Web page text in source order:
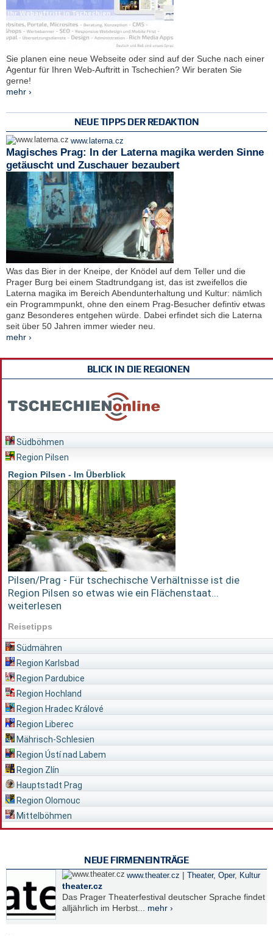
Sie planen eine neue Webseite oder sind auf der Suche nach einer
Agentur für Ihren Web-Auftritt in Tschechien? Wir beraten Sie
gerne!
mehr ›
NEUE TIPPS DER REDAKTION
www.laterna.cz
Magisches Prag: In der Laterna magika werden Sinne
getäuscht und Zuschauer bezaubert
Was das Bier in der Kneipe, der Knödel auf dem Teller und die
Prager Burg bei einem Stadtrundgang ist, das ist zweifellos die
Laterna magika im Bereich Abendunterhaltung und Kultur: nämlich
ein Programmpunkt, ohne den einem Prag-Besucher defintiv etwas
ganz Besonderes entgehen würde. Dabei erfindet sich die Laterna
seit über 50 Jahren immer wieder neu.
mehr ›
BLICK IN DIE REGIONEN
Südböhmen
Region Pilsen
Region Pilsen - Im Überblick
Pilsen/Prag - Für tschechische Verhältnisse ist die
Region Pilsen so etwas wie ein Flächenstaat...
weiterlesen
Reisetipps
Südmähren
Region Karlsbad
Region Pardubice
Region Hochland
Region Hradec Králové
Region Liberec
Mährisch-Schlesien
Region Ústí nad Labem
Region Zlín
Hauptstadt Prag
Region Olomouc
Mittelböhmen
NEUE FIRMENEINTRÄGE
www.theater.cz | Theater, Oper, Kultur
theater.cz
Das Prager Theaterfestival deutscher Sprache findet
alljährlich im Herbst... mehr ›